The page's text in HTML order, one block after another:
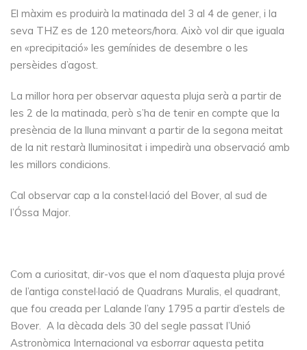
El màxim es produirà la matinada del 3 al 4 de gener, i la
seva THZ es de 120 meteors/hora. Això vol dir que iguala
en «precipitació» les gemínides de desembre o les
persèides d’agost.
La millor hora per observar aquesta pluja serà a partir de
les 2 de la matinada, però s’ha de tenir en compte que la
presència de la lluna minvant a partir de la segona meitat
de la nit restarà lluminositat i impedirà una observació amb
les millors condicions.
Cal observar cap a la constel·lació del Bover, al sud de
l’Óssa Major.
Com a curiositat, dir-vos que el nom d’aquesta pluja prové
de l’antiga constel·lació de Quadrans Muralis, el quadrant,
que fou creada per Lalande l’any 1795 a partir d’estels de
Bover. A la dècada dels 30 del segle passat l’Unió
Astronòmica Internacional va esborraraquesta petita